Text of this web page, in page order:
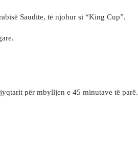
Saudite, të njohur si “King Cup”.
për mbylljen e 45 minutave të parë.